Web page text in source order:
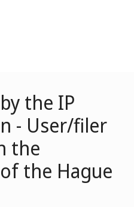
the IP
- User/filer
the
the Hague